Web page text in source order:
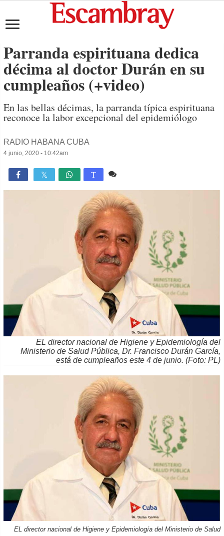
Parranda espirituana dedica
décima al doctor Durán en su
cumpleaños (+video)
En las bellas décimas, la parranda típica espirituana
reconoce la labor excepcional del epidemiólogo
RADIO HABANA CUBA
4 junio, 2020 - 10:42am
 T
EL director nacional de Higiene y Epidemiología del
Ministerio de Salud Pública, Dr. Francisco Durán García,
está de cumpleaños este 4 de junio. (Foto: PL)
EL director nacional de Higiene y Epidemiología del Ministerio de Salud